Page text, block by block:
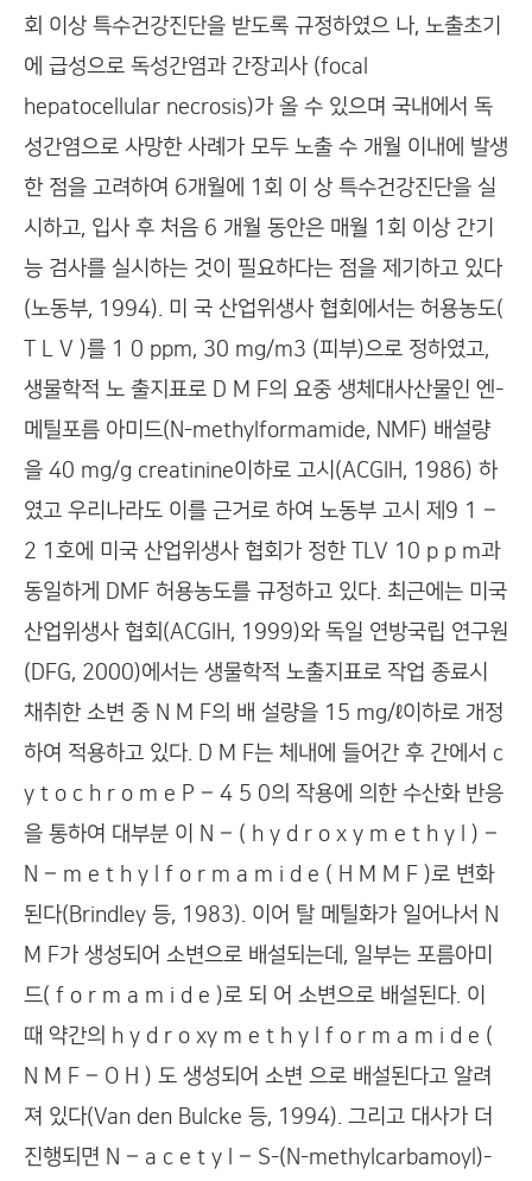
회 이상 특수건강진단을 받도록 규정하였으 나, 노출초기
에 급성으로 독성간염과 간장괴사 (focal
hepatocellular necrosis)가 올 수 있으며 국내에서 독
성간염으로 사망한 사례가 모두 노출 수 개월 이내에 발생
한 점을 고려하여 6개월에 1회 이 상 특수건강진단을 실
시하고, 입사 후 처음 6 개월 동안은 매월 1회 이상 간기
능 검사를 실시하는 것이 필요하다는 점을 제기하고 있다
(노동부, 1994). 미 국 산업위생사 협회에서는 허용농도(
T L V )를 1 0 ppm, 30 mg/m3 (피부)으로 정하였고,
생물학적 노 출지표로 D M F의 요중 생체대사산물인 엔-
메틸포름 아미드(N-methylformamide, NMF) 배설량
을 40 mg/g creatinine이하로 고시(ACGIH, 1986) 하
였고 우리나라도 이를 근거로 하여 노동부 고시 제9 1 –
2 1호에 미국 산업위생사 협회가 정한 TLV 10 p p m과
동일하게 DMF 허용농도를 규정하고 있다. 최근에는 미국
산업위생사 협회(ACGIH, 1999)와 독일 연방국립 연구원
(DFG, 2000)에서는 생물학적 노출지표로 작업 종료시
채취한 소변 중 N M F의 배 설량을 15 mg/ℓ이하로 개정
하여 적용하고 있다. D M F는 체내에 들어간 후 간에서 c
y t o c h r o m e P – 4 5 0의 작용에 의한 수산화 반응
을 통하여 대부분 이 N – ( h y d r o x y m e t h y l ) –
N – m e t h y l f o r m a m i d e ( H M M F )로 변화
된다(Brindley 등, 1983). 이어 탈 메틸화가 일어나서 N
M F가 생성되어 소변으로 배설되는데, 일부는 포름아미
드( f o r m a m i d e )로 되 어 소변으로 배설된다. 이
때 약간의 h y d r o xy m e t h y l f o r m a m i d e (
N M F – O H ) 도 생성되어 소변 으로 배설된다고 알려
져 있다(Van den Bulcke 등, 1994). 그리고 대사가 더
진행되면 N – a c e t y l – S-(N-methylcarbamoyl)-